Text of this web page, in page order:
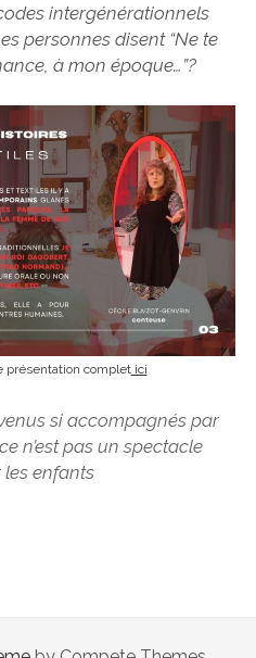
intergénérationnels
personnes disent “Ne te
à mon époque…”?
présentation completici
si accompagnés par
n’est pas un spectacle
enfants